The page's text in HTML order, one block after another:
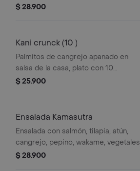
unidades.
$ 28.900
Kani crunck (10 )
Palmitos de cangrejo apanado en
salsa de la casa, plato con 10
unidades.
$ 25.900
Ensalada Kamasutra
Ensalada con salmón, tilapia, atún,
cangrejo, pepino, wakame, vegetales
tempura, aguacate , salsa picante.
$ 28.900